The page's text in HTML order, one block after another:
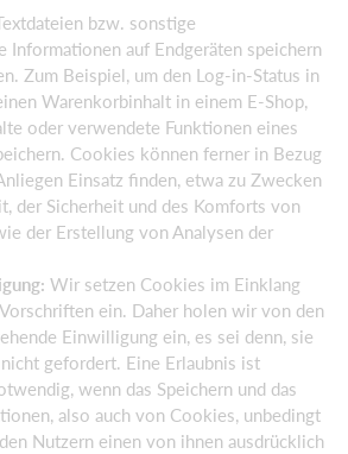
bzw. sonstige
Informationen auf Endgeräten speichern
Zum Beispiel, um den Log-in-Status in
Warenkorbinhalt in einem E-Shop,
oder verwendete Funktionen eines
Cookies können ferner in Bezug
Einsatz finden, etwa zu Zwecken
der Sicherheit und des Komforts von
der Erstellung von Analysen der
Wir setzen Cookies im Einklang
ein. Daher holen wir von den
Einwilligung ein, es sei denn, sie
gefordert. Eine Erlaubnis ist
wenn das Speichern und das
also auch von Cookies, unbedingt
Nutzern einen von ihnen ausdrücklich